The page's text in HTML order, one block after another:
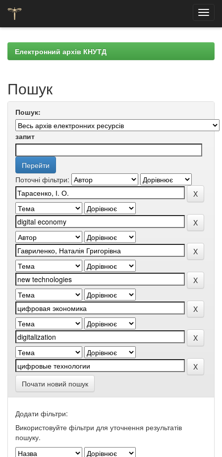
navigationЕлектронний архів КНУТД
Пошук
Пошук:
запит
Поточні фільтри:
Почати новий пошук
Додати фільтри:
Використовуйте фільтри для уточнення результатів
пошуку.